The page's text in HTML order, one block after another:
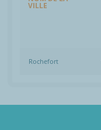
VILLE
Rochefort